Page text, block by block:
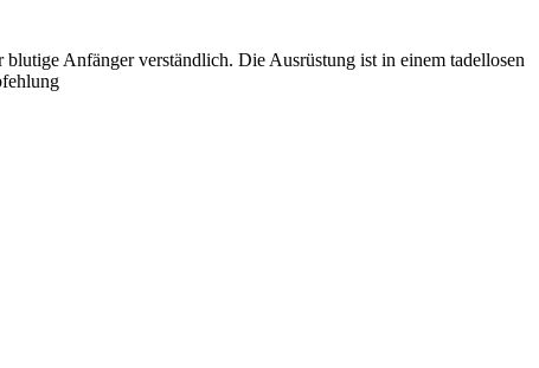
Anfänger verständlich. Die Ausrüstung ist in einem tadellosen